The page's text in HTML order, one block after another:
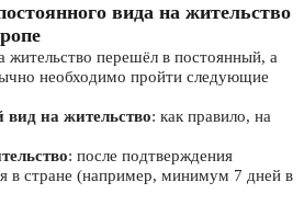
вида на жительство
перешёл в постоянный, а
необходимо пройти следующие
на жительство: как правило, на
: после подтверждения
в стране (например, минимум 7 дней в